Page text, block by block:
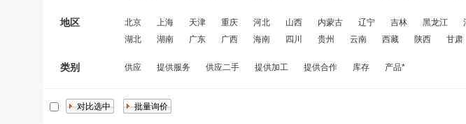
地区 北京 上海 天津 重庆 河北 山西 内蒙古 辽宁 吉林 黑龙江
湖北
湖南 广东 广西 海南 四川 贵州 云南 西藏 陕西 甘肃
类别 供应 提供服务 供应二手 提供加工 提供合作 库存 产品*